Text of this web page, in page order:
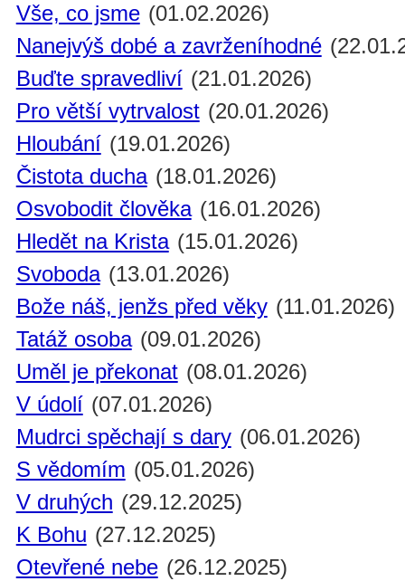
Vše, co jsme (01.02.2026)
Nanejvýš dobé a zavrženíhodné
Buďte spravedliví (21.01.2026)
Pro větší vytrvalost (20.01.2026)
Hloubání (19.01.2026)
Čistota ducha (18.01.2026)
Osvobodit člověka (16.01.2026)
Hledět na Krista (15.01.2026)
Svoboda (13.01.2026)
Bože náš, jenžs před věky (11.01.2026)
Tatáž osoba (09.01.2026)
Uměl je překonat (08.01.2026)
V údolí (07.01.2026)
Mudrci spěchají s dary (06.01.2026)
S vědomím (05.01.2026)
V druhých (29.12.2025)
K Bohu (27.12.2025)
Otevřené nebe (26.12.2025)